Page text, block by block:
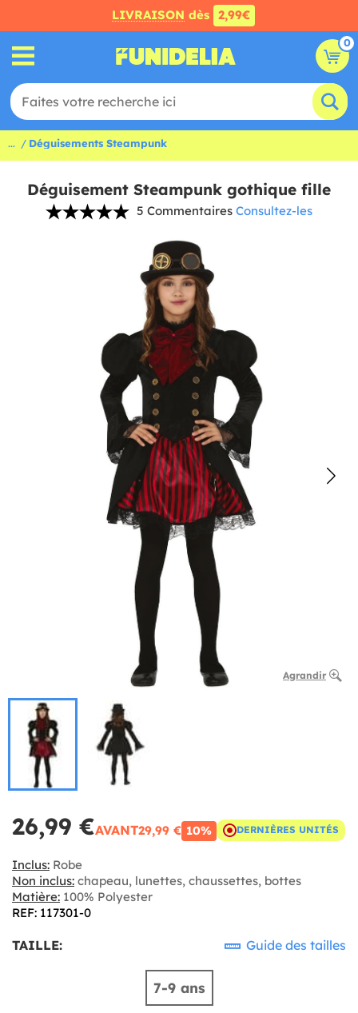
LIVRAISON dès 2,99€
0
... Déguisements Steampunk
Déguisement Steampunk gothique fille
5 Commentaires Consultez-les
Agrandir
26,99 €AVANT29,99 € 10% DERNIÈRES UNITÉS
Inclus: Robe
Non inclus: chapeau, lunettes, chaussettes, bottes
Matière: 100% Polyester
REF: 117301-0
TAILLE: Guide des tailles
7-9 ans